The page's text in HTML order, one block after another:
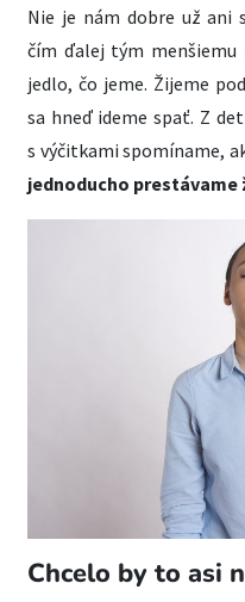
Nie je nám dobre už ani
čím ďalej tým menšiemu
jedlo, čo jeme. Žijeme
sa hneď ideme spať. Z
s výčitkami spomíname,
jednoducho prestávame
Chcelo by to asi